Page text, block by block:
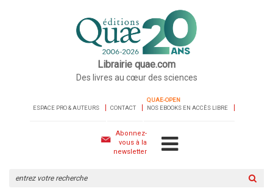
Librairie quae.com
Des livres au cœur des sciences
ESPACE PRO & AUTEURS CONTACT
QUAE-OPEN
NOS EBOOKS EN ACCÈS LIBRE
Abonnez-
vous à la
newsletter